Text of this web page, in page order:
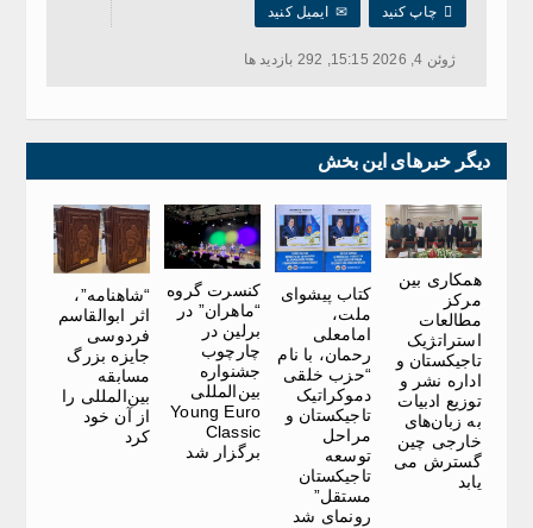
 چاپ کنید ✉ایمیل کنید
ژوئن 4, 2026 15:15, 292 بازدید ها
دیگر خبرهای این بخش
همکاری بین
مرکز
مطالعات
استراتژیک
تاجیکستان و
اداره نشر و
توزیع ادبیات
به زبان‌های
خارجی چین
گسترش می
یابد
کتاب پیشوای
ملت،
امامعلی
رحمان، با نام
“حزب خلقی
دموکراتیک
تاجیکستان و
مراحل
توسعه
تاجیکستان
مستقل”
رونمای شد
کنسرت گروه
“ماهران” در
برلین در
چارچوب
جشنواره
بین‌المللی
Young Euro
Classic
برگزار شد
“شاهنامه”،
اثر ابوالقاسم
فردوسی
جایزه بزرگ
مسابقه
بین‌المللی را
از آن خود
کرد